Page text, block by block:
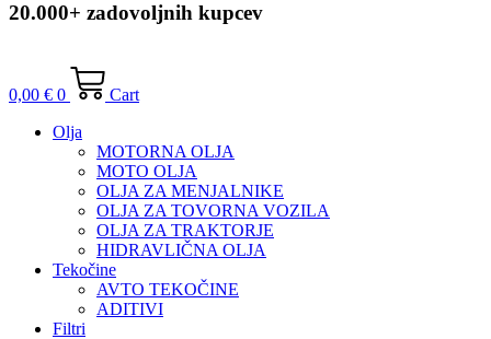
20.000+ zadovoljnih kupcev
0,00 € 0
Cart
Olja
MOTORNA OLJA
MOTO OLJA
OLJA ZA MENJALNIKE
OLJA ZA TOVORNA VOZILA
OLJA ZA TRAKTORJE
HIDRAVLIČNA OLJA
Tekočine
AVTO TEKOČINE
ADITIVI
Filtri